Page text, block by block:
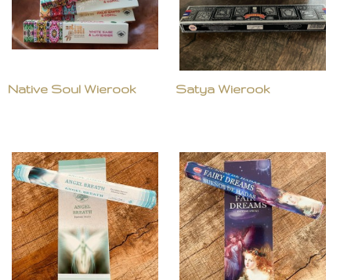
Native Soul Wierook Satya Wierook